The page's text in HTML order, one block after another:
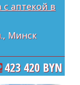
аптекой в
Минск
423 420 BYN